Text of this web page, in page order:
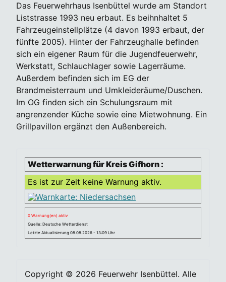
Das Feuerwehrhaus Isenbüttel wurde am Standort
Liststrasse 1993 neu erbaut. Es beihnhaltet 5
Fahrzeugeinstellplätze (4 davon 1993 erbaut, der
fünfte 2005). Hinter der Fahrzeughalle befinden
sich ein eigener Raum für die Jugendfeuerwehr,
Werkstatt, Schlauchlager sowie Lagerräume.
Außerdem befinden sich im EG der
Brandmeisterraum und Umkleideräume/Duschen.
Im OG finden sich ein Schulungsraum mit
angrenzender Küche sowie eine Mietwohnung. Ein
Grillpavillon ergänzt den Außenbereich.
Wetterwarnung für Kreis Gifhorn :
Es ist zur Zeit keine Warnung aktiv.
0 Warnung(en) aktiv
Quelle: Deutsche Wetterdienst
Letzte Aktualisierung 08.08.2026 - 13:09 Uhr
Copyright © 2026 Feuerwehr Isenbüttel. Alle